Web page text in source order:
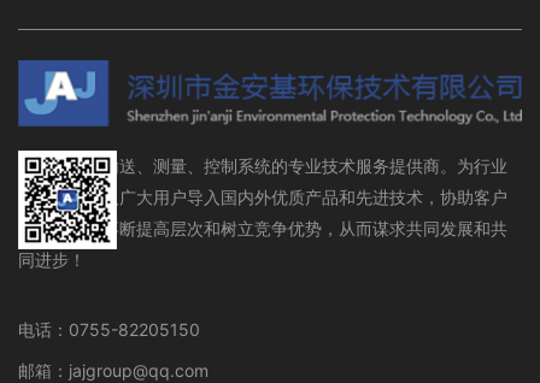
流体存储、输送、测量、控制系统的专业技术服务提供商。为行业
设备制造商及广大用户导入国内外优质产品和先进技术，协助客户
在行业领域不断提高层次和树立竞争优势，从而谋求共同发展和共
同进步！
电话：0755-82205150
邮箱：jajgroup@qq.com